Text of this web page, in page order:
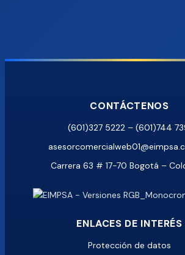
CONTÁCTENOS
(601)327 5222 – (601)744
Carrera 63 # 17-70 Bogotá –
ENLACES DE INTERÉS
Protección de datos